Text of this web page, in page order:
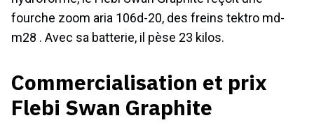
fourche zoom aria 106d-20, des freins tektro md-
m28 . Avec sa batterie, il pèse 23 kilos.
Commercialisation et prix
Flebi Swan Graphite